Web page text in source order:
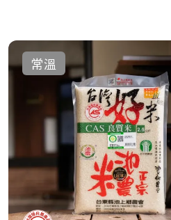
常溫